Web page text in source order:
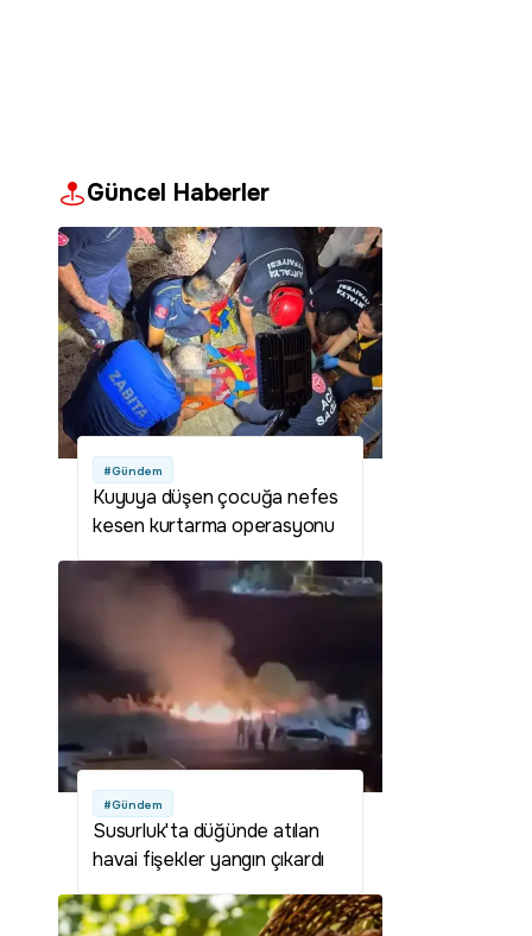
Güncel Haberler
#Gündem
Kuyuya düşen çocuğa nefes
kesen kurtarma operasyonu
#Gündem
Susurluk'ta düğünde atılan
havai fişekler yangın çıkardı